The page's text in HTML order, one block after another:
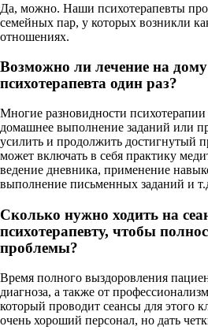
Да, можно. Наши психотерапевты
семейных пар, у которых возникли
отношениях.
Возможно ли лечение на
психотерапевта один раз?
Многие разновидности
домашнее выполнение заданий или
усилить и продолжить достигнутый
может включать в себя практику
ведение дневника, применение
выполнение письменных заданий и
Сколько нужно ходить на
психотерапевту, чтобы
проблемы?
Время полного выздоровления
диагноза, а также от
который проводит сеансы для этого
очень хороший персонал, но дать